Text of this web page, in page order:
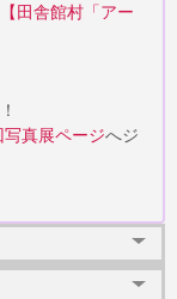
田舎館村「アー
真展ページへジ